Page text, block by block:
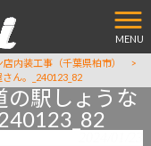
MENU
内装工事（千葉県柏市）
>
ん。_240123_82
駅しょうな